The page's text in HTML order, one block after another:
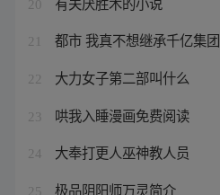
20
21 都市 我真不想继承千亿集团
22 大力女子第二部叫什么
23 哄我入睡漫画免费阅读
24 大奉打更人巫神教人员
25 极品阴阳师万灵简介